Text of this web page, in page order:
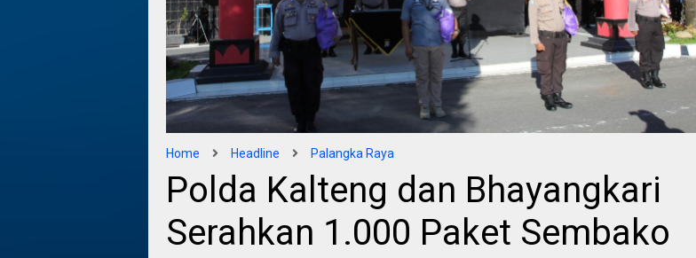
Home Headline Palangka Raya
Polda Kalteng dan Bhayangkari
Serahkan 1.000 Paket Sembako